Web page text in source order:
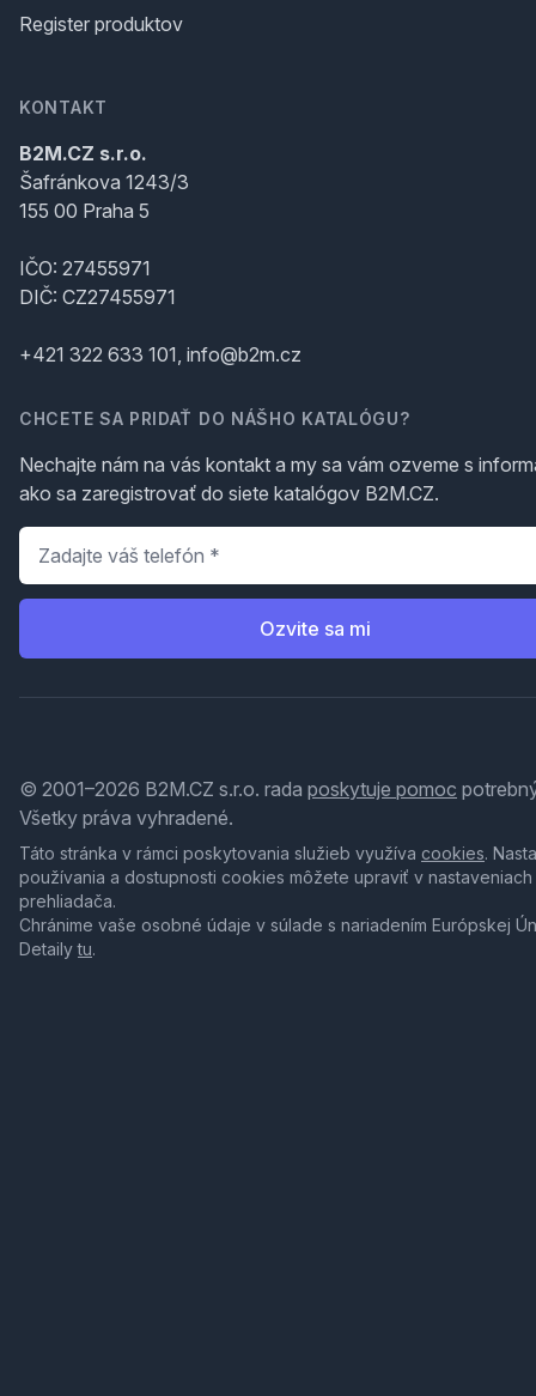
Register produktov
KONTAKT
B2M.CZ s.r.o.
Šafránkova 1243/3
155 00 Praha 5
IČO: 27455971
DIČ: CZ27455971
+421 322 633 101, info@b2m.cz
CHCETE SA PRIDAŤ DO NÁŠHO KATALÓGU?
Nechajte nám na vás kontakt a my sa vám ozveme s
ako sa zaregistrovať do siete katalógov B2M.CZ.
Telefón
Ozvite sa mi
© 2001–2026 B2M.CZ s.r.o. rada poskytuje pomoc
Všetky práva vyhradené.
Táto stránka v rámci poskytovania služieb využíva cookies.
používania a dostupnosti cookies môžete upraviť v nastaveniach
prehliadača.
Chránime vaše osobné údaje v súlade s nariadením Európskej
Detailytu.